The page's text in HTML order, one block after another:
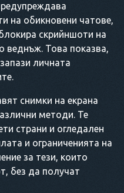
на обикновени чатове,
скрийншоти на
веднъж. Това показва,
личната
снимки на екрана
методи. Те
страни и огледален
и ограниченията на
за тези, които
без да получат